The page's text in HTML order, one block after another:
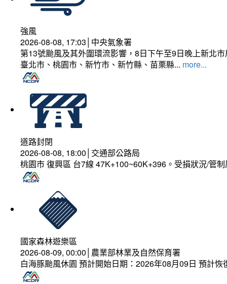
強風
2026-08-08, 17:03│中央氣象署
第13號颱風及其外圍環流影響，8日下午至9日晚上新北
臺北市、桃園市、新竹市、新竹縣、苗栗縣... more...
道路封閉
2026-08-08, 18:00│交通部公路局
桃園市 復興區 台7線 47K+100~60K+396。受損狀況/管
國家森林遊樂區
2026-08-09, 00:00│農業部林業及自然保育署
白海豚颱風休園 預計開始日期：2026年08月09日 預計